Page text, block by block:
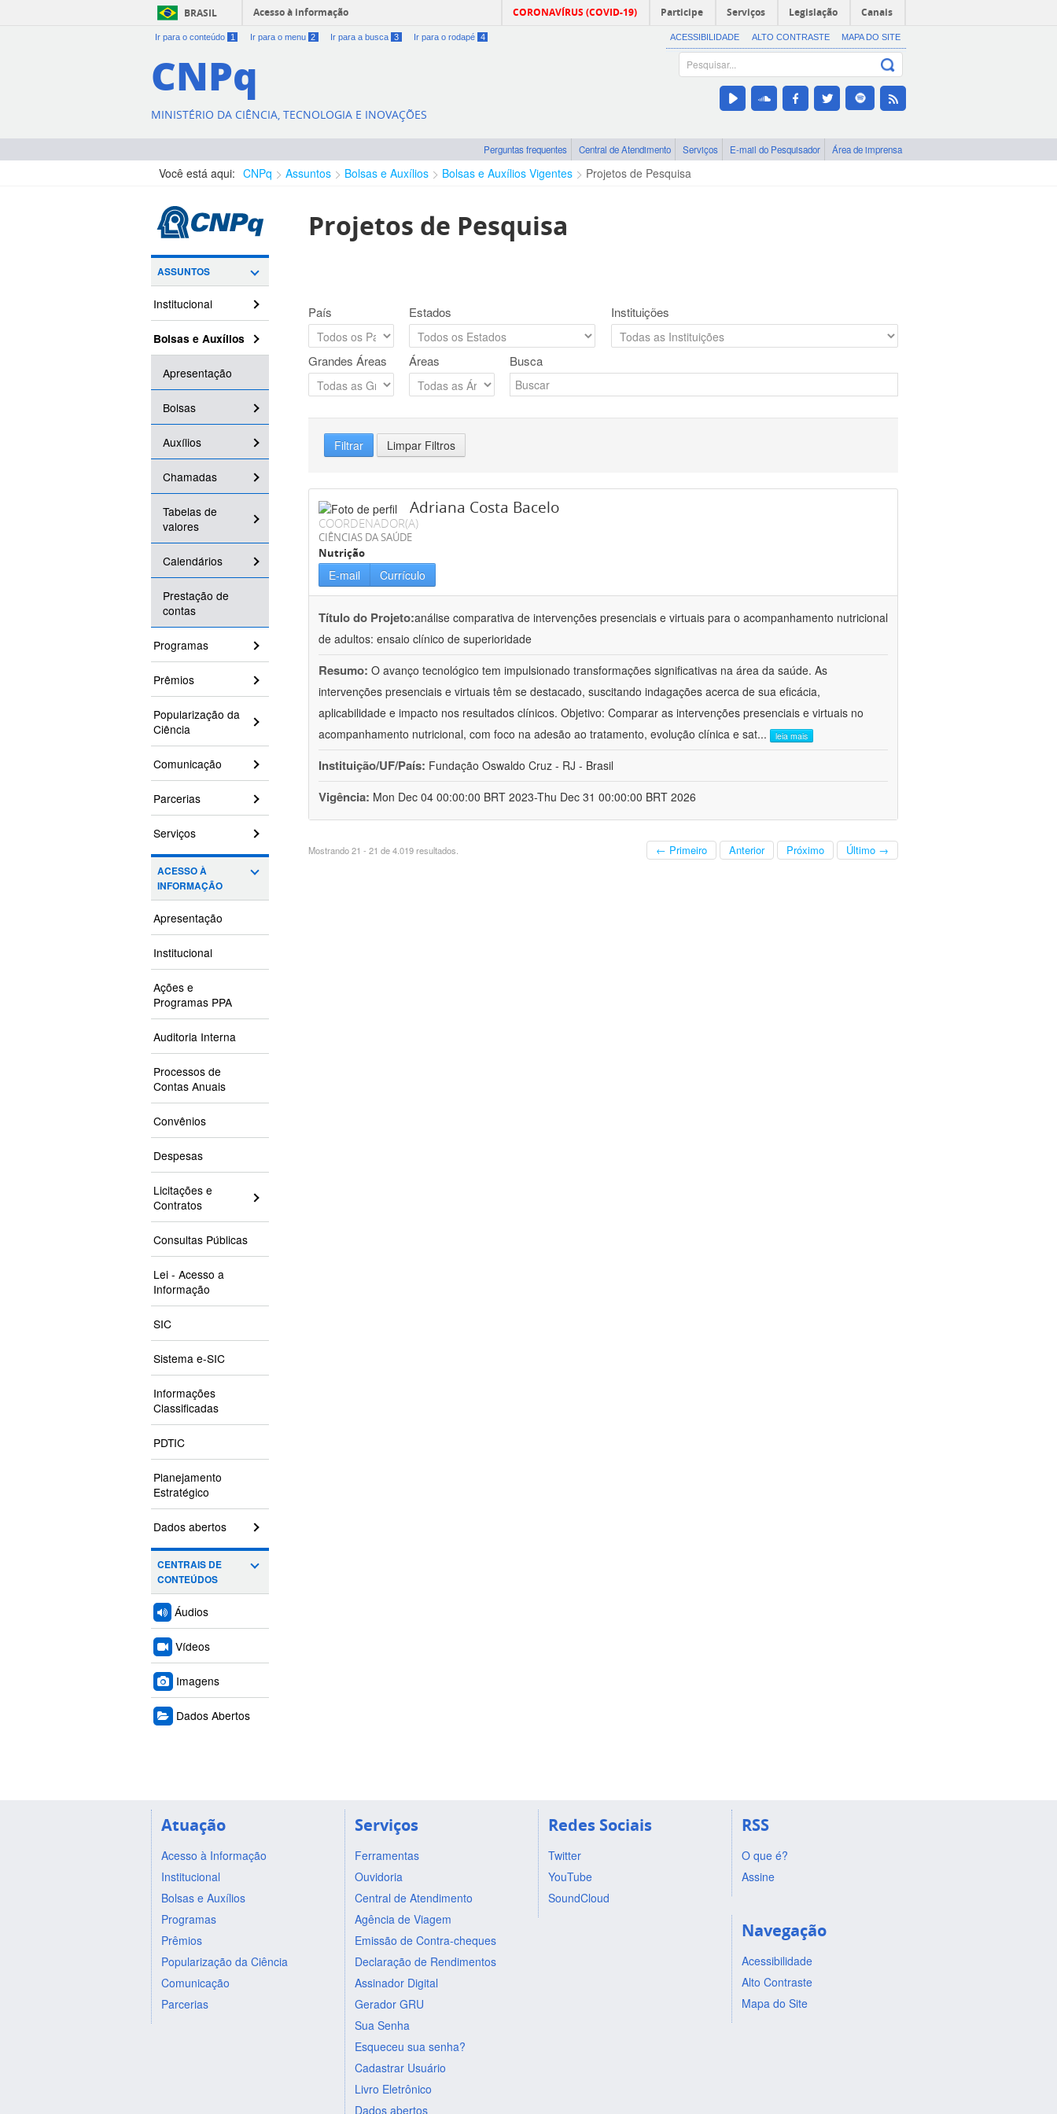
BRASIL Acesso à informação CORONAVÍRUS (COVID-19) Participe Serviços Legislação Canais
Ir para o conteúdo 1 Ir para o menu 2 Ir para a busca 3 Ir para o rodapé 4 ACESSIBILIDADE ALTO CONTRASTE MAPA DO SITE
CNPq
MINISTÉRIO DA CIÊNCIA, TECNOLOGIA E INOVAÇÕES
Perguntas frequentes Central de Atendimento Serviços E-mail do Pesquisador Área de imprensa
Você está aqui: CNPq Assuntos Bolsas e Auxílios Bolsas e Auxílios Vigentes Projetos de Pesquisa
ASSUNTOS
Institucional
Bolsas e Auxílios
Apresentação
Bolsas
Auxílios
Chamadas
Tabelas de
valores
Calendários
Prestação de
contas
Programas
Prêmios
Popularização da
Ciência
Comunicação
Parcerias
Serviços
ACESSO À
INFORMAÇÃO
Apresentação
Institucional
Ações e
Programas PPA
Auditoria Interna
Processos de
Contas Anuais
Convênios
Despesas
Licitações e
Contratos
Consultas Públicas
Lei - Acesso a
Informação
SIC
Sistema e-SIC
Informações
Classificadas
PDTIC
Planejamento
Estratégico
Dados abertos
CENTRAIS DE
CONTEÚDOS
Áudios
Vídeos
Imagens
Dados Abertos
Projetos de Pesquisa
País Estados Instituições
Grandes Áreas Áreas Busca
Filtrar Limpar Filtros
Adriana Costa Bacelo
COORDENADOR(A)
CIÊNCIAS DA SAÚDE
Nutrição
E-mail Currículo
Título do Projeto:análise comparativa de intervenções presenciais e virtuais para o acompanhamento nutricional
de adultos: ensaio clínico de superioridade
Resumo: O avanço tecnológico tem impulsionado transformações significativas na área da saúde. As
intervenções presenciais e virtuais têm se destacado, suscitando indagações acerca de sua eficácia,
aplicabilidade e impacto nos resultados clínicos. Objetivo: Comparar as intervenções presenciais e virtuais no
acompanhamento nutricional, com foco na adesão ao tratamento, evolução clínica e sat... leia mais
Instituição/UF/País: Fundação Oswaldo Cruz - RJ - Brasil
Vigência: Mon Dec 04 00:00:00 BRT 2023-Thu Dec 31 00:00:00 BRT 2026
Mostrando 21 - 21 de 4.019 resultados. ← Primeiro Anterior Próximo Último →
Atuação
Acesso à Informação
Institucional
Bolsas e Auxílios
Programas
Prêmios
Popularização da Ciência
Comunicação
Parcerias
Serviços
Ferramentas
Ouvidoria
Central de Atendimento
Agência de Viagem
Emissão de Contra-cheques
Declaração de Rendimentos
Assinador Digital
Gerador GRU
Sua Senha
Esqueceu sua senha?
Cadastrar Usuário
Livro Eletrônico
Dados abertos
Redes Sociais
Twitter
YouTube
SoundCloud
RSS
O que é?
Assine
Navegação
Acessibilidade
Alto Contraste
Mapa do Site